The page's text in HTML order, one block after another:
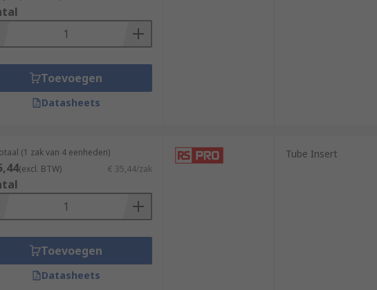
Toevoegen
Datasheets
(1 zak van 4 eenheden)
(excl. BTW) € 35,44/zak
Toevoegen
Datasheets
Tube Insert